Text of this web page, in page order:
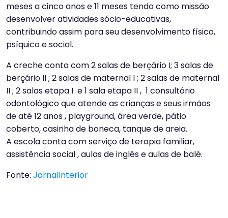
meses a cinco anos e 11 meses tendo como missão
desenvolver atividades sócio-educativas,
contribuindo assim para seu desenvolvimento físico,
psíquico e social.
A creche conta com 2 salas de berçário I; 3 salas de
berçário II ; 2 salas de maternal I ; 2 salas de maternal
II ; 2 salas etapa I e 1 sala etapa II , 1 consultório
odontológico que atende as crianças e seus irmãos
de até 12 anos , playground, área verde, pátio
coberto, casinha de boneca, tanque de areia.
A escola conta com serviço de terapia familiar,
assistência social , aulas de inglês e aulas de balé.
Fonte: JornalInterior